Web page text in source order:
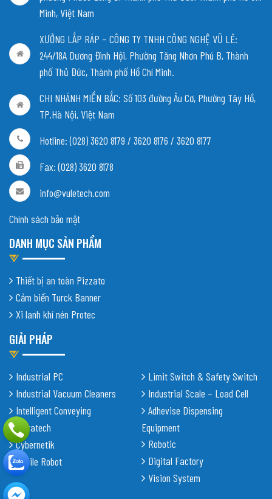
Minh, Việt Nam
XƯỞNG LẮP RÁP – CÔNG TY TNHH CÔNG NGHỆ VŨ LÊ:
244/18A Dương Đình Hội, Phường Tăng Nhơn Phú B, Thành
phố Thủ Đức, Thành phố Hồ Chí Minh.
CHI NHÁNH MIỀN BẮC: Số 103 đường Âu Cơ, Phường Tây Hồ,
TP.Hà Nội, Việt Nam
Hotline: (028) 3620 8179 / 3620 8176 / 3620 8177
Fax: (028) 3620 8178
info@vuletech.com
Chính sách bảo mật
DANH MỤC SẢN PHẨM
Thiết bị an toàn Pizzato
Cảm biến Turck Banner
Xi lanh khí nén Protec
GIẢI PHÁP
Industrial PC
Industrial Vacuum Cleaners
Intelligent Conveying
Shiratech
Cybernetik
Mobile Robot
Limit Switch & Safety Switch
Industrial Scale – Load Cell
Adhevise Dispensing
Equipment
Robotic
Digital Factory
Vision System